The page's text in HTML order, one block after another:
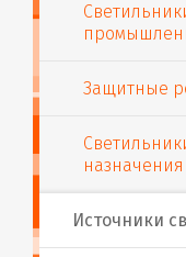
Источники
Защитные
назначения